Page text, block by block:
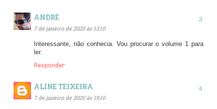
ANDRÉ
7 de janeiro de 2020 às 13:10
Interessante, não conhecia. Vou procurar o volume 1 para
ler.
Responder
ALINE TEIXEIRA
7 de janeiro de 2020 às 19:10